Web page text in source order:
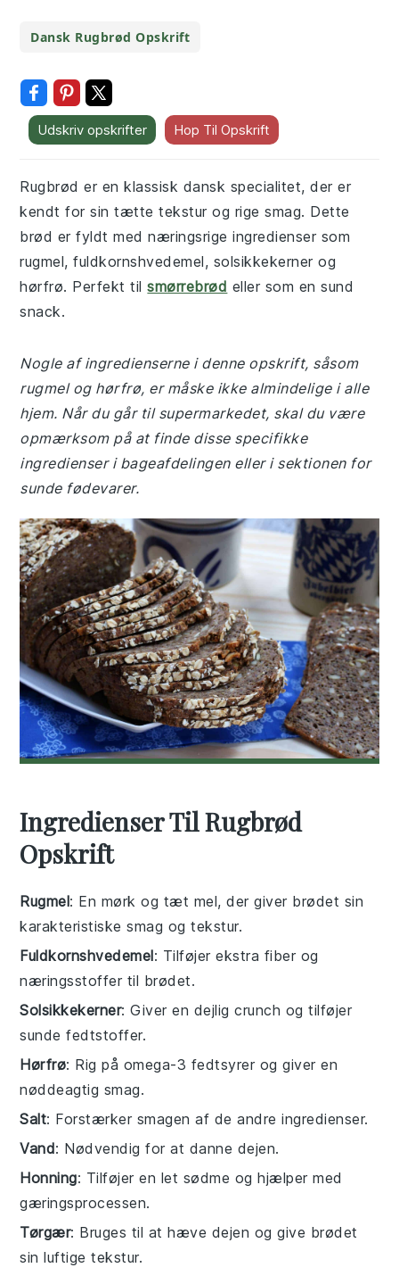
Dansk Rugbrød Opskrift
Udskriv opskrifter Hop Til Opskrift
Rugbrød er en klassisk dansk specialitet, der er
kendt for sin tætte tekstur og rige smag. Dette
brød er fyldt med næringsrige ingredienser som
rugmel, fuldkornshvedemel, solsikkekerner og
hørfrø. Perfekt tilsmørrebrød eller som en sund
snack.
Nogle af ingredienserne i denne opskrift, såsom
rugmel og hørfrø, er måske ikke almindelige i alle
hjem. Når du går til supermarkedet, skal du være
opmærksom på at finde disse specifikke
ingredienser i bageafdelingen eller i sektionen for
sunde fødevarer.
Ingredienser Til Rugbrød
Opskrift
Rugmel: En mørk og tæt mel, der giver brødet sin
karakteristiske smag og tekstur.
Fuldkornshvedemel: Tilføjer ekstra fiber og
næringsstoffer til brødet.
Solsikkekerner: Giver en dejlig crunch og tilføjer
sunde fedtstoffer.
Hørfrø: Rig på omega-3 fedtsyrer og giver en
nøddeagtig smag.
Salt: Forstærker smagen af de andre ingredienser.
Vand: Nødvendig for at danne dejen.
Honning: Tilføjer en let sødme og hjælper med
gæringsprocessen.
Tørgær: Bruges til at hæve dejen og give brødet
sin luftige tekstur.